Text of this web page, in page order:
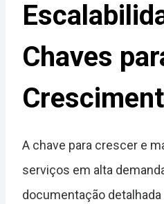
Chaves
A chave para crescer e
serviços em alta
documentação